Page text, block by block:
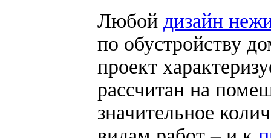
Любой дизайн
по обустройству
проект
рассчитан на
значительное